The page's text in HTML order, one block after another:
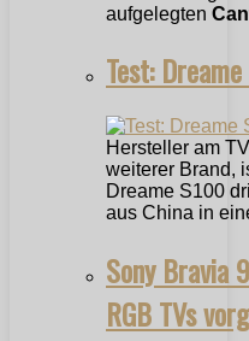
aufgelegten
Test:
Hersteller am
weiterer Brand,
Dreame S100
aus China in
Sony Bravia
RGB TVs